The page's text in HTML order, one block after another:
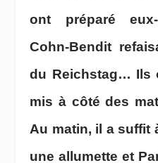
ont préparé eux-
Cohn-Bendit
du Reichstag… Ils
mis à côté des
Au matin, il a suffit
une allumette et